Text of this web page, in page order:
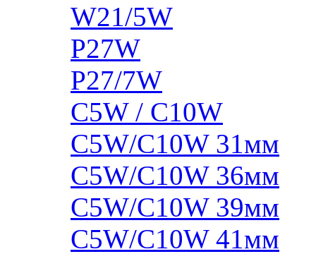
W21/5W
P27W
P27/7W
C5W / C10W
C5W/C10W 31мм
C5W/C10W 36мм
C5W/C10W 39мм
C5W/C10W 41мм